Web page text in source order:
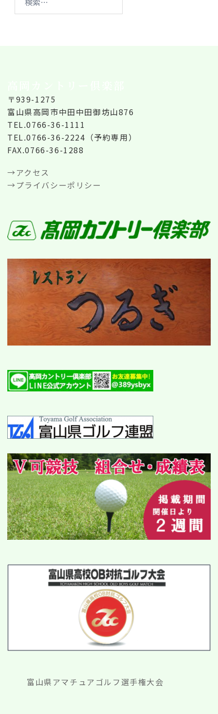
〒939-1275
富山県高岡市中田中田御坊山876
TEL.0766-36-1111
TEL.0766-36-2224（予約専用）
FAX.0766-36-1288
→アクセス
→プライバシーポリシー
富山県アマチュアゴルフ選手権大会